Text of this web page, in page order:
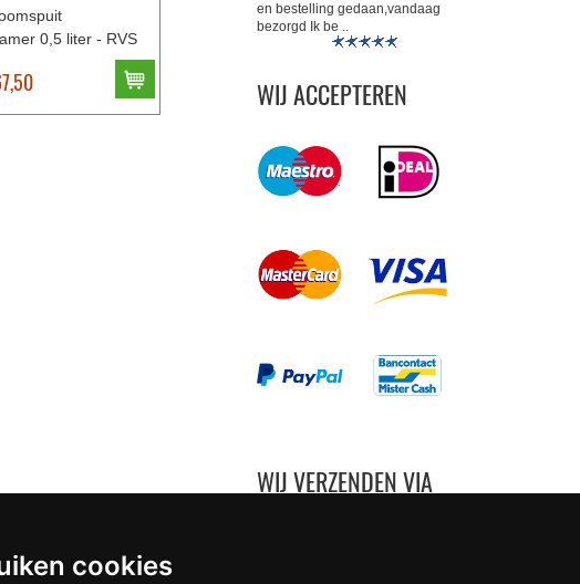
cookies
0,5 liter - RVS
en bestelling gedaan,vandaag
bezorgd Ik be ..
WIJ ACCEPTEREN
WIJ VERZENDEN VIA